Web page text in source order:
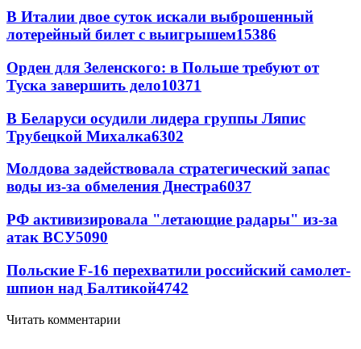
В Италии двое суток искали выброшенный
лотерейный билет с выигрышем15386
Орден для Зеленского: в Польше требуют от
Туска завершить дело10371
В Беларуси осудили лидера группы Ляпис
Трубецкой Михалка6302
Молдова задействовала стратегический запас
воды из-за обмеления Днестра6037
РФ активизировала "летающие радары" из-за
атак ВСУ5090
Польские F-16 перехватили российский самолет-
шпион над Балтикой4742
Читать комментарии